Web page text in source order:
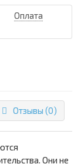
Оплата
Отзывы (0)
Они не